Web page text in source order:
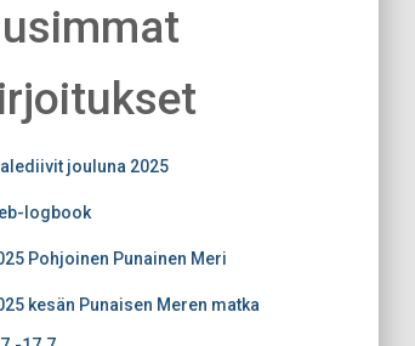
jouluna 2025
logbook
Pohjoinen Punainen Meri
kesän Punaisen Meren matka